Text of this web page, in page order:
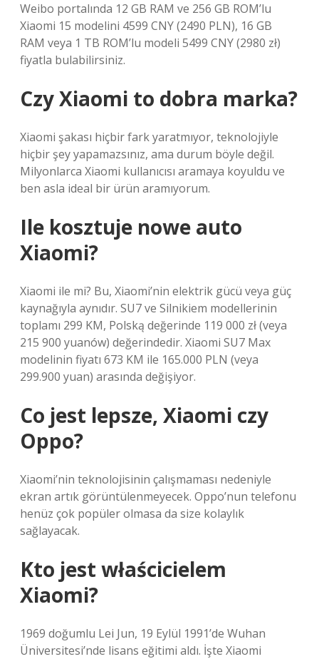
Weibo portalında 12 GB RAM ve 256 GB ROM’lu
Xiaomi 15 modelini 4599 CNY (2490 PLN), 16 GB
RAM veya 1 TB ROM’lu modeli 5499 CNY (2980 zł)
fiyatla bulabilirsiniz.
Czy Xiaomi to dobra marka?
Xiaomi şakası hiçbir fark yaratmıyor, teknolojiyle
hiçbir şey yapamazsınız, ama durum böyle değil.
Milyonlarca Xiaomi kullanıcısı aramaya koyuldu ve
ben asla ideal bir ürün aramıyorum.
Ile kosztuje nowe auto
Xiaomi?
Xiaomi ile mi? Bu, Xiaomi’nin elektrik gücü veya güç
kaynağıyla aynıdır. SU7 ve Silnikiem modellerinin
toplamı 299 KM, Polską değerinde 119 000 zł (veya
215 900 yuanów) değerindedir. Xiaomi SU7 Max
modelinin fiyatı 673 KM ile 165.000 PLN (veya
299.900 yuan) arasında değişiyor.
Co jest lepsze, Xiaomi czy
Oppo?
Xiaomi’nin teknolojisinin çalışmaması nedeniyle
ekran artık görüntülenmeyecek. Oppo’nun telefonu
henüz çok popüler olmasa da size kolaylık
sağlayacak.
Kto jest właścicielem
Xiaomi?
1969 doğumlu Lei Jun, 19 Eylül 1991’de Wuhan
Üniversitesi’nde lisans eğitimi aldı. İşte Xiaomi